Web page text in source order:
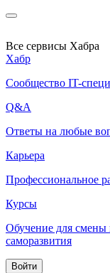
Все сервисы Хабра
Хабр
Сообщество IT-
Q&A
Ответы на любые
Карьера
Профессиональное
Курсы
Обучение для смены
саморазвития
Войти